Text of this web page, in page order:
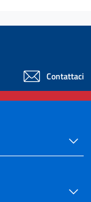
Contattaci